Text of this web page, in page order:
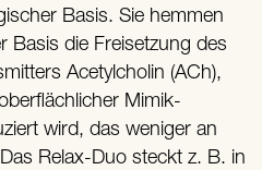
Basis. Sie hemmen
Basis die Freisetzung des
Acetylcholin (ACh),
Mimik-
wird, das weniger an
Relax-Duo steckt z. B. in